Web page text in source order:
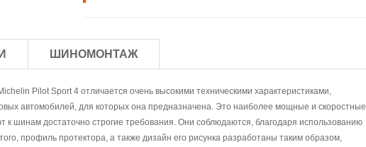
ШИНОМОНТАЖ
Pilot Sport 4 отличается очень высокими техническими характеристиками,
автомобилей, для которых она предназначена. Это наиболее мощные и скоростные
шинам достаточно строгие требования. Они соблюдаются, благодаря использованию
профиль протектора, а также дизайн его рисунка разработаны таким образом,